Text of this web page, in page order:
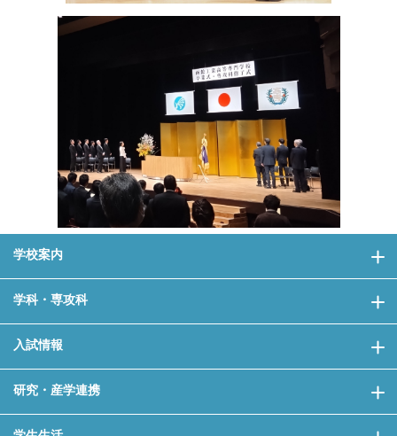
学校案内
学科・専攻科
入試情報
研究・産学連携